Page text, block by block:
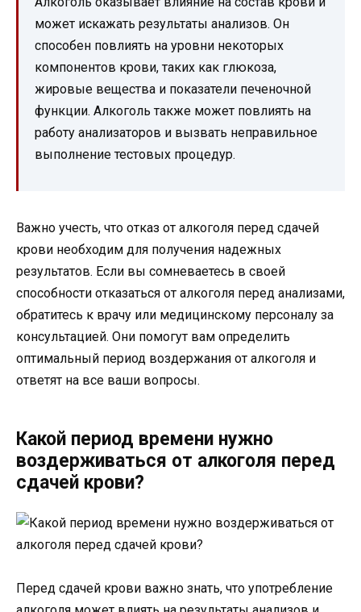
может искажать результаты анализов. Он
способен повлиять на уровни некоторых
компонентов крови, таких как глюкоза,
жировые вещества и показатели печеночной
функции. Алкоголь также может повлиять на
работу анализаторов и вызвать неправильное
выполнение тестовых процедур.
Важно учесть, что отказ от алкоголя перед сдачей
крови необходим для получения надежных
результатов. Если вы сомневаетесь в своей
способности отказаться от алкоголя перед анализами,
обратитесь к врачу или медицинскому персоналу за
консультацией. Они помогут вам определить
оптимальный период воздержания от алкоголя и
ответят на все ваши вопросы.
Какой период времени нужно
воздерживаться от алкоголя перед
сдачей крови?
Перед сдачей крови важно знать, что употребление